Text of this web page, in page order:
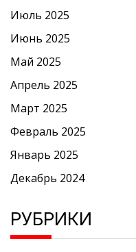
Июль 2025
Июнь 2025
Май 2025
Апрель 2025
Март 2025
Февраль 2025
Январь 2025
Декабрь 2024
РУБРИКИ